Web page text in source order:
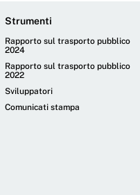
Ciudad Real
Spagna
Strumenti
Rapporto sul trasporto pubblico
2024
Rapporto sul trasporto pubblico
2022
Sviluppatori
Comunicati stampa